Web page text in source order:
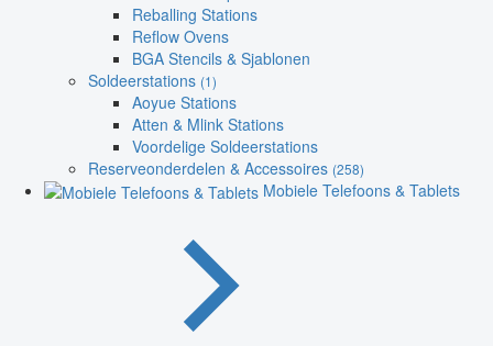
Reballing Stations
Reflow Ovens
BGA Stencils & Sjablonen
Soldeerstations (1)
Aoyue Stations
Atten & Mlink Stations
Voordelige Soldeerstations
Reserveonderdelen & Accessoires (258)
Mobiele Telefoons & Tablets